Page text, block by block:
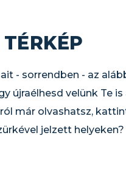
- sorrendben - az
újraélhesd velünk Te
már olvashatsz,
jelzett